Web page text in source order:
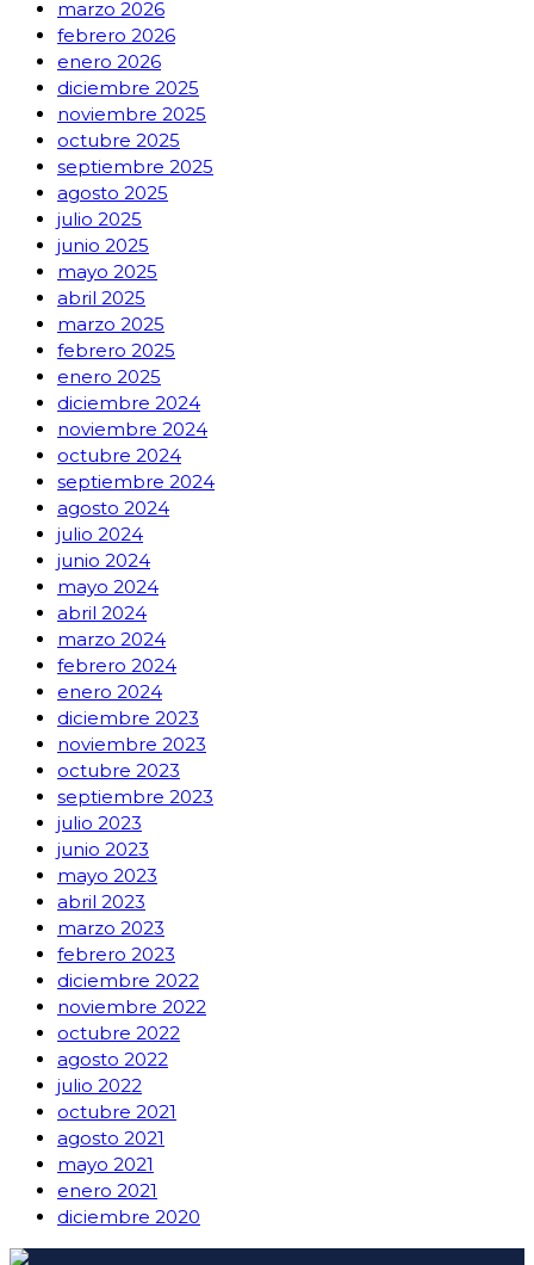
marzo 2026
febrero 2026
enero 2026
diciembre 2025
noviembre 2025
octubre 2025
septiembre 2025
agosto 2025
julio 2025
junio 2025
mayo 2025
abril 2025
marzo 2025
febrero 2025
enero 2025
diciembre 2024
noviembre 2024
octubre 2024
septiembre 2024
agosto 2024
julio 2024
junio 2024
mayo 2024
abril 2024
marzo 2024
febrero 2024
enero 2024
diciembre 2023
noviembre 2023
octubre 2023
septiembre 2023
julio 2023
junio 2023
mayo 2023
abril 2023
marzo 2023
febrero 2023
diciembre 2022
noviembre 2022
octubre 2022
agosto 2022
julio 2022
octubre 2021
agosto 2021
mayo 2021
enero 2021
diciembre 2020